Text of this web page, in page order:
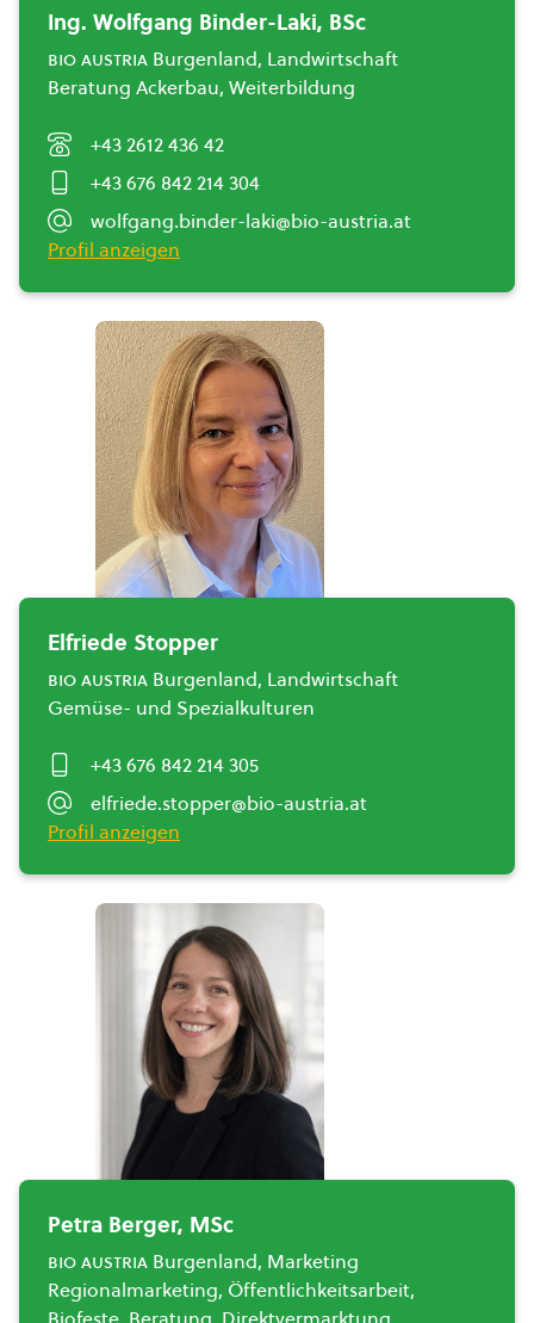
Ing. Wolfgang Binder-Laki, BSc
bio austria Burgenland, Landwirtschaft
Beratung Ackerbau, Weiterbildung
+43 2612 436 42
+43 676 842 214 304
wolfgang.binder-laki@bio-austria.at
Profil anzeigen
Elfriede Stopper
bio austria Burgenland, Landwirtschaft
Gemüse- und Spezialkulturen
+43 676 842 214 305
elfriede.stopper@bio-austria.at
Profil anzeigen
Petra Berger, MSc
bio austria Burgenland, Marketing
Regionalmarketing, Öffentlichkeitsarbeit,